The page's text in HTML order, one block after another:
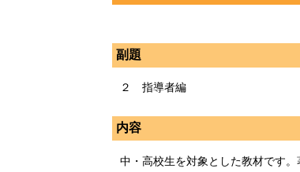
副題
２ 指導者編
内容
中・高校生を対象とした教材です